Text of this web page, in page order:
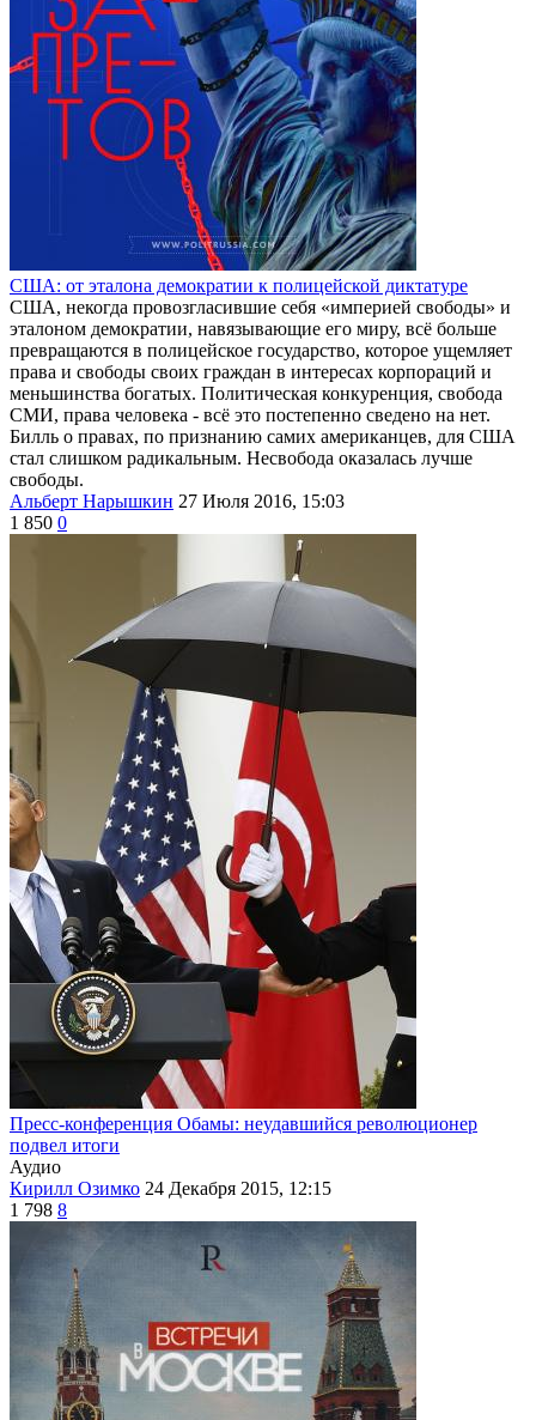
США: от эталона демократии к полицейской диктатуре
США, некогда провозгласившие себя «империей свободы» и
эталоном демократии, навязывающие его миру, всё больше
превращаются в полицейское государство, которое ущемляет
права и свободы своих граждан в интересах корпораций и
меньшинства богатых. Политическая конкуренция, свобода
СМИ, права человека - всё это постепенно сведено на нет.
Билль о правах, по признанию самих американцев, для США
стал слишком радикальным. Несвобода оказалась лучше
свободы.
Альберт Нарышкин 27 Июля 2016, 15:03
1 850 0
Пресс-конференция Обамы: неудавшийся революционер
подвел итоги
Аудио
Кирилл Озимко 24 Декабря 2015, 12:15
1 798 8